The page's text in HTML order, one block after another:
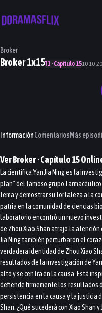
Broker
Broker 1x15T1 · Capítulo 1510-10-
InformaciónComentariosMás
VerBroker· Capítulo15
La científica Yan Jia Ning es la
plan" del famoso grupo
tema y demostrar su fortaleza a la
patria en la comunidad de ciencias
laboratorio encontró un nuevo
de Zhou Xiao Shan atrajo la atención
Jia Ning también perturbaron el
verdadera identidad de Zhou Xiao
resultados de la investigación de
alto y se centra en la causa. Está
defiende firmemente los resultados
persistencia en la causa y la justicia
Shan. ¿Qué sucederá con Xiao Shan y